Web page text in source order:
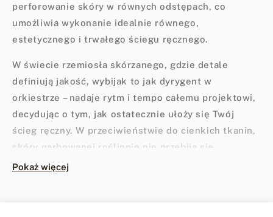
perforowanie skóry w równych odstępach, co
umożliwia wykonanie idealnie równego,
estetycznego i trwałego ściegu ręcznego.
W świecie rzemiosła skórzanego, gdzie detale
definiują jakość, wybijak to jak dyrygent w
orkiestrze – nadaje rytm i tempo całemu projektowi,
decydując o tym, jak ostatecznie ułoży się Twój
ścieg ręczny. W przeciwieństwie do cienkich tkanin,
skóry garbowanej roślinnie nie przebija się
bezpośrednio igłą podczas szycia. Materiał jest zbyt
Pokaż więcej